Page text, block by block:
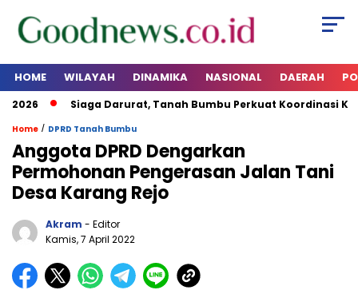
HOME WILAYAH DINAMIKA NASIONAL DAERAH
Siaga Darurat, Tanah Bumbu Perkuat Koordinasi
Home / DPRD Tanah Bumbu
Anggota DPRD Dengarkan
Permohonan Pengerasan Jalan Tani
Desa Karang Rejo
Akram - Editor
Kamis, 7 April 2022